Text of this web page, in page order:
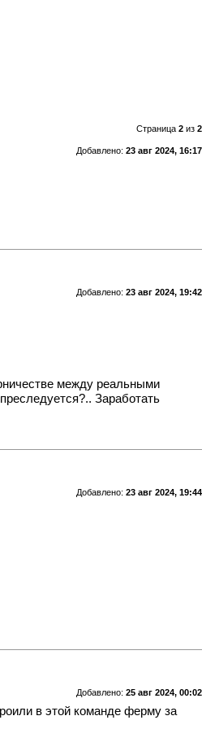
Страница 2 из 2
Добавлено: 23 авг 2024, 16:17
Добавлено: 23 авг 2024, 19:42
между реальными
Заработать
Добавлено: 23 авг 2024, 19:44
Добавлено: 25 авг 2024, 00:02
в этой команде ферму за